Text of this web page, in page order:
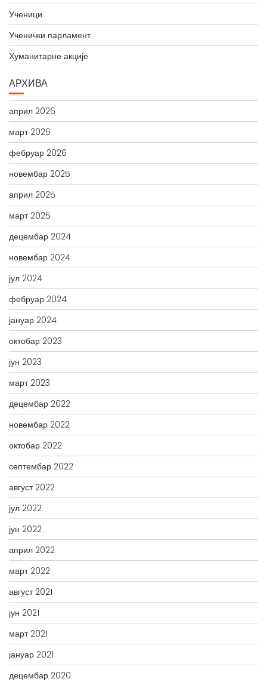
Ученици
Ученички парламент
Хуманитарне акције
АРХИВА
април 2026
март 2026
фебруар 2026
новембар 2025
април 2025
март 2025
децембар 2024
новембар 2024
јул 2024
фебруар 2024
јануар 2024
октобар 2023
јун 2023
март 2023
децембар 2022
новембар 2022
октобар 2022
септембар 2022
август 2022
јул 2022
јун 2022
април 2022
март 2022
август 2021
јун 2021
март 2021
јануар 2021
децембар 2020